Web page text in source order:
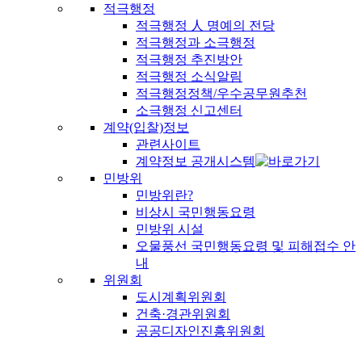
적극행정
적극행정 人 명예의 전당
적극행정과 소극행정
적극행정 추진방안
적극행정 소식알림
적극행정정책/우수공무원추천
소극행정 신고센터
계약(입찰)정보
관련사이트
계약정보 공개시스템
민방위
민방위란?
비상시 국민행동요령
민방위 시설
오물풍선 국민행동요령 및 피해접수 안
내
위원회
도시계획위원회
건축·경관위원회
공공디자인진흥위원회